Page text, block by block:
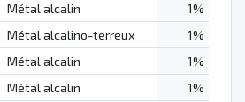
Métal alcalin
1%
Métal alcalino-terreux
1%
Métal alcalin
1%
Métal alcalin 1%